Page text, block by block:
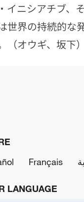
イニシアチブ、
世界の持続的な
（オウギ、坂下）
Français
LANGUAGE